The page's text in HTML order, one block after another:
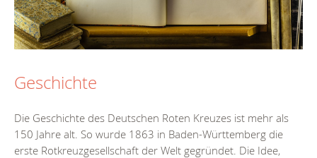
Geschichte
Die Geschichte des Deutschen Roten Kreuzes ist mehr als
150 Jahre alt. So wurde 1863 in Baden-Württemberg die
erste Rotkreuzgesellschaft der Welt gegründet. Die Idee,